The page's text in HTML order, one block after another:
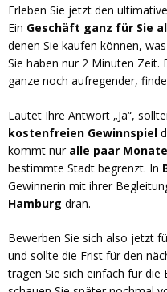
Erleben Sie jetzt den
Ein Geschäft ganz für Sie
denen Sie kaufen können,
Sie haben nur 2 Minuten Zeit.
ganze noch aufregender,
Lautet Ihre Antwort „Ja“,
kostenfreien Gewinnspiel
kommt nur alle paar Monate
bestimmte Stadt begrenzt. In
Gewinnerin mit ihrer
Hamburg dran.
Bewerben Sie sich also jetzt
und sollte die Frist für den
tragen Sie sich einfach für